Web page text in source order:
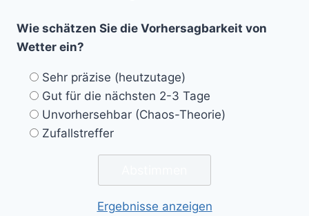
Wie schätzen Sie die Vorhersagbarkeit von
Wetter ein?
Sehr präzise (heutzutage)
Gut für die nächsten 2-3 Tage
Unvorhersehbar (Chaos-Theorie)
Zufallstreffer
Ergebnisse anzeigen